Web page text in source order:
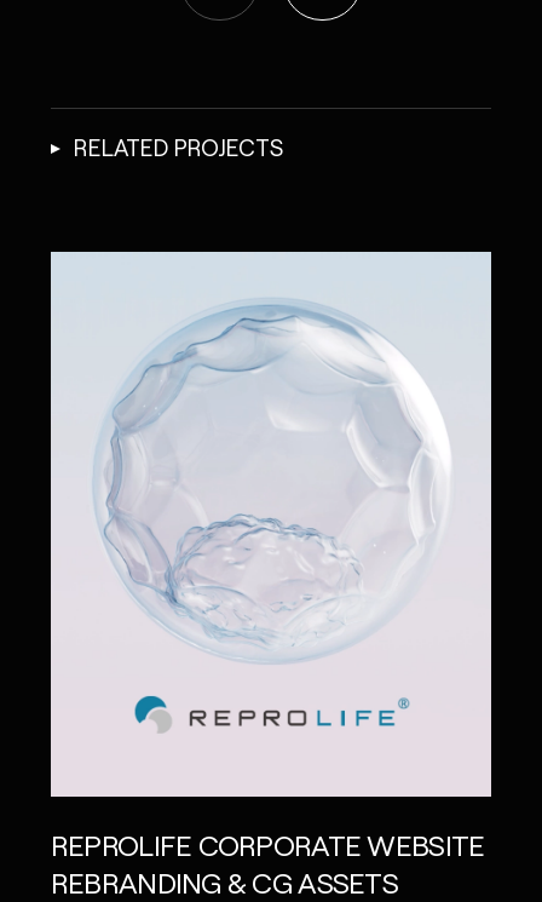
RELATED PROJECTS
REPROLIFE CORPORATE WEBSITE
REBRANDING & CG ASSETS